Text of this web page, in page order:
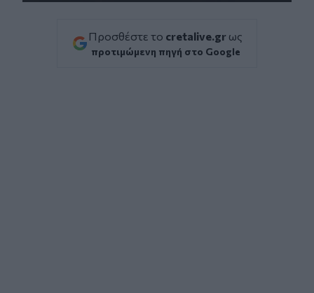
Προσθέστε το cretalive.gr ως
προτιμώμενη πηγή στο Google